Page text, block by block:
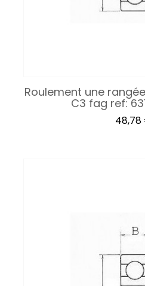
Roulement une rangée
C3 fag ref:
Prix
48,78